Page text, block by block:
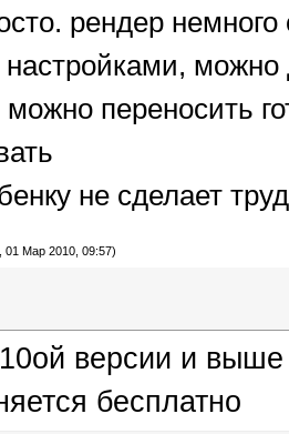
рендер
настройками, можно
можно переносить
не сделает
01 Мар 2010, 09:57)
версии и выше
бесплатно